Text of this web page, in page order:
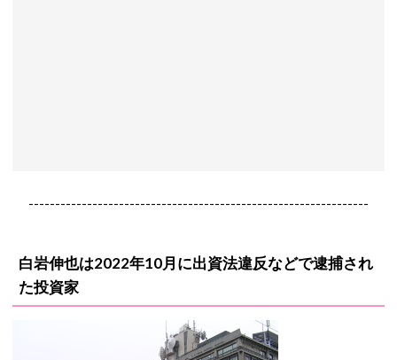
----------------------------------------------------------------
白岩伸也は2022年10月に出資法違反などで逮捕され
た投資家